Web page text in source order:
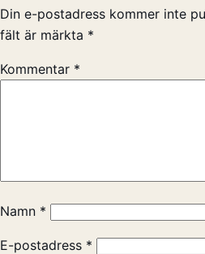
Din e-postadress kommer inte
fält är märkta *
Kommentar *
Namn *
E-postadress *